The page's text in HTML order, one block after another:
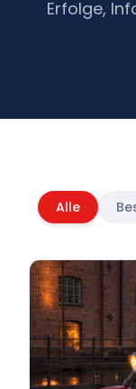
Erfolge,
Alle